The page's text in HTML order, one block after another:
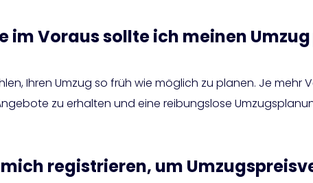
im Voraus sollte ich meinen
Ihren Umzug so früh wie möglich zu planen. Je
zu erhalten und eine reibungslose
registrieren, um